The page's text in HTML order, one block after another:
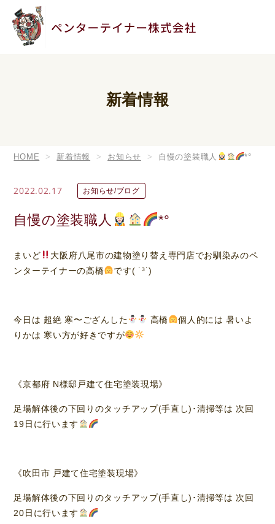
新着情報
HOME 新着情報 お知らせ 自慢の塗装職人 *°
2022.02.17 お知らせ/ブログ
自慢の塗装職人 *°
まいど
大阪府八尾市の建物塗り替え専門店でお馴染みのペ
ンターテイナーの高橋
です( ˙³˙)
今日は 超絶 寒〜ござんした 高橋
個人的には 暑いよ
りかは 寒い方が好きですが
《京都府 N様邸戸建て住宅塗装現場》
足場解体後の下回りのタッチアップ(手直し)･清掃等は 次回
19日に行います
《吹田市 戸建て住宅塗装現場》
足場解体後の下回りのタッチアップ(手直し)･清掃等は 次回
20日に行います